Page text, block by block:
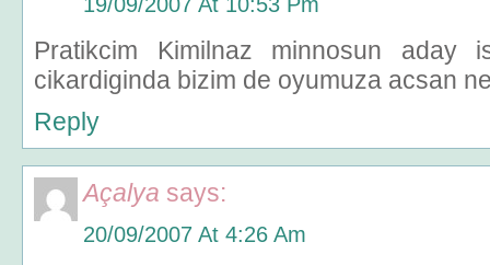
Pratikcim Kimilnaz minnosun aday
cikardiginda bizim de oyumuza acsan
Reply
Açalya says:
20/09/2007 At 4:26 Am